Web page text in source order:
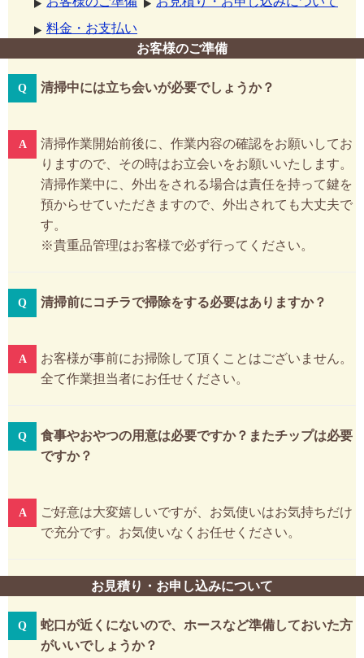
料金・お支払い
お客様のご準備
清掃中には立ち会いが必要でしょうか？
清掃作業開始前後に、作業内容の確認をお願いしてお
りますので、その時はお立会いをお願いいたします。
清掃作業中に、外出をされる場合は責任を持って鍵を
預からせていただきますので、外出されても大丈夫で
す。
※貴重品管理はお客様で必ず行ってください。
清掃前にコチラで掃除をする必要はありますか？
お客様が事前にお掃除して頂くことはございません。
全て作業担当者にお任せください。
食事やおやつの用意は必要ですか？またチップは必要
ですか？
ご好意は大変嬉しいですが、お気使いはお気持ちだけ
で充分です。お気使いなくお任せください。
お見積り・お申し込みについて
蛇口が近くにないので、ホースなど準備しておいた方
がいいでしょうか？